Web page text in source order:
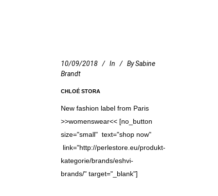
10/09/2018 In BySabine
Brandt
CHLOÉ STORA
New fashion label from Paris
>>womenswear<< [no_button
size="small" text="shop now"
link="http://perlestore.eu/produkt-
kategorie/brands/eshvi-
brands/" target="_blank"]